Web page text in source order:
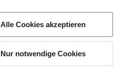
Alle Cookies akzeptieren
Nur notwendige Cookies